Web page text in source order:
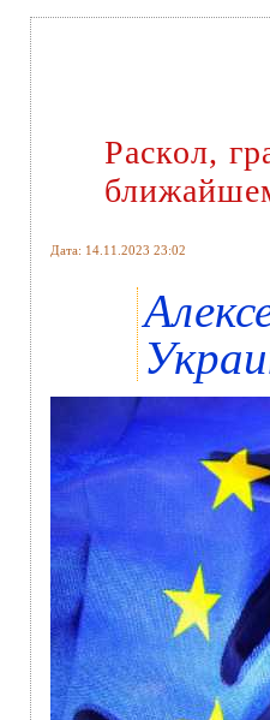
Раскол,
Дата: 14.11.2023 23:02